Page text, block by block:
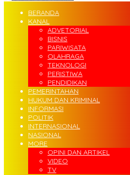
BERANDA
KANAL
ADVETORIAL
BISNIS
PARIWISATA
OLAHRAGA
TEKNOLOGI
PERISTIWA
PENDIDIKAN
PEMERINTAHAN
HUKUM DAN KRIMINAL
INFORMASI
POLITIK
INTERNASIONAL
NASIONAL
MORE
OPINI DAN ARTIKEL
VIDEO
TV